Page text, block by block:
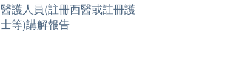
醫護人員(註冊西醫或註冊護
士等)講解報告